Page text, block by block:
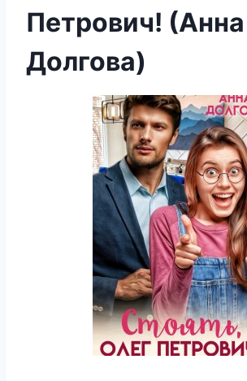
Петрович! (Анна
Долгова)